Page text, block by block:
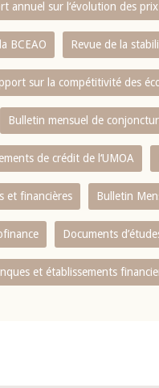
annuel sur l‘évolution des
BCEAO Revue de la
sur la compétitivité des
Bulletin mensuel de
de crédit de l‘UMOA
et financières Bulletin
Documents
et établissements